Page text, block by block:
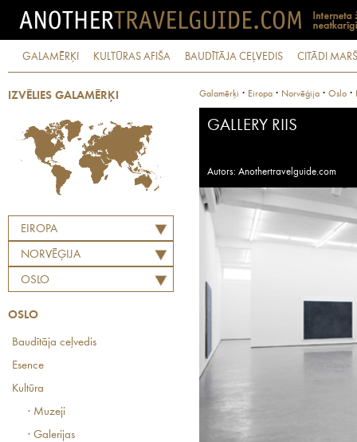
GALAMĒRĶI KULTŪRAS AFIŠA BAUDĪTĀJA CEĻVEDIS CITĀDI
IZVĒLIES GALAMĒRĶI
EIROPA
NORVĒĢIJA
OSLO
OSLO
Baudītāja ceļvedis
Esence
Kultūra
· Muzeji
· Galerijas
Galamērķi · Eiropa · Norvēģija · Oslo ·
GALLERY RIIS
Autors: Anothertravelguide.com